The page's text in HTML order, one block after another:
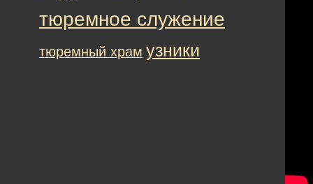
тюремное служение
тюремный храм узники